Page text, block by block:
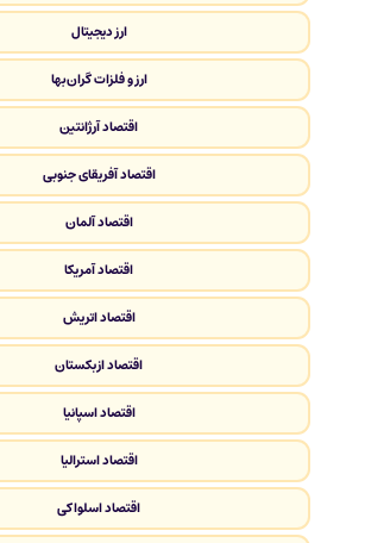
ارز دیجیتال
ارز و فلزات گران‌بها
اقتصاد آرژانتین
اقتصاد آفریقای جنوبی
اقتصاد آلمان
اقتصاد آمریکا
اقتصاد اتریش
اقتصاد ازبکستان
اقتصاد اسپانیا
اقتصاد استرالیا
اقتصاد اسلواکی